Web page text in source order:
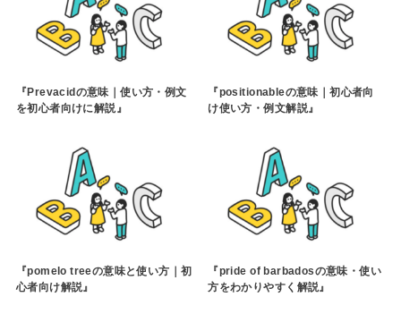
『Prevacidの意味｜使い方・例文
を初心者向けに解説』
『positionableの意味｜初心者向
け使い方・例文解説』
『pomelo treeの意味と使い方｜初
心者向け解説』
『pride of barbadosの意味・使い
方をわかりやすく解説』